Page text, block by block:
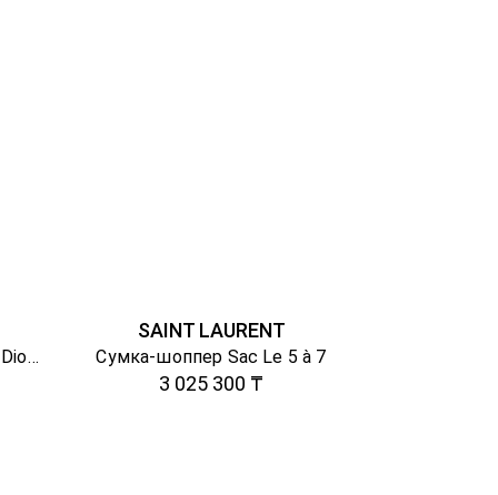
Лакированная мини-сумка Dionysus
SAINT LAURENT
Сумка-шоппер Sac Le 5 à 7
3 025 300 ₸